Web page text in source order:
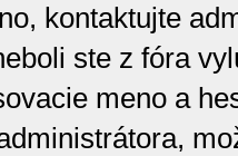
kontaktujte
ste z fóra
meno a